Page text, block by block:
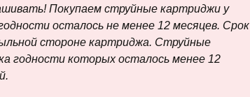
Покупаем струйные картриджи у
осталось не менее 12 месяцев. Срок
стороне картриджа. Струйные
годности которых осталось менее 12